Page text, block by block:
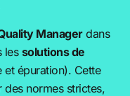
Managerdans
les solutions de
épuration). Cette
des normes strictes,